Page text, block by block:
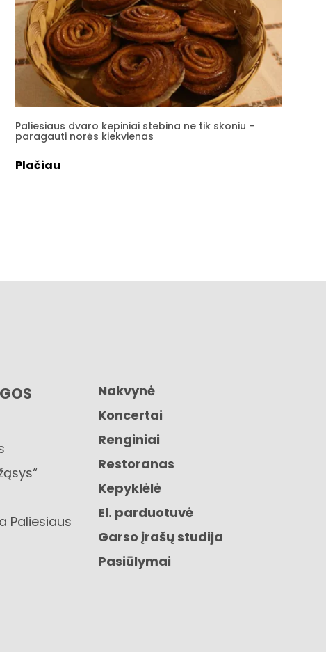
Paliesiaus dvaro kepiniai stebina ne tik skoniu –
paragauti norės kiekvienas
Plačiau
Paliesiaus
Nakvynė
Koncertai
Renginiai
Restoranas
Kepyklėlė
El. parduotuvė
Garso įrašų studija
Pasiūlymai